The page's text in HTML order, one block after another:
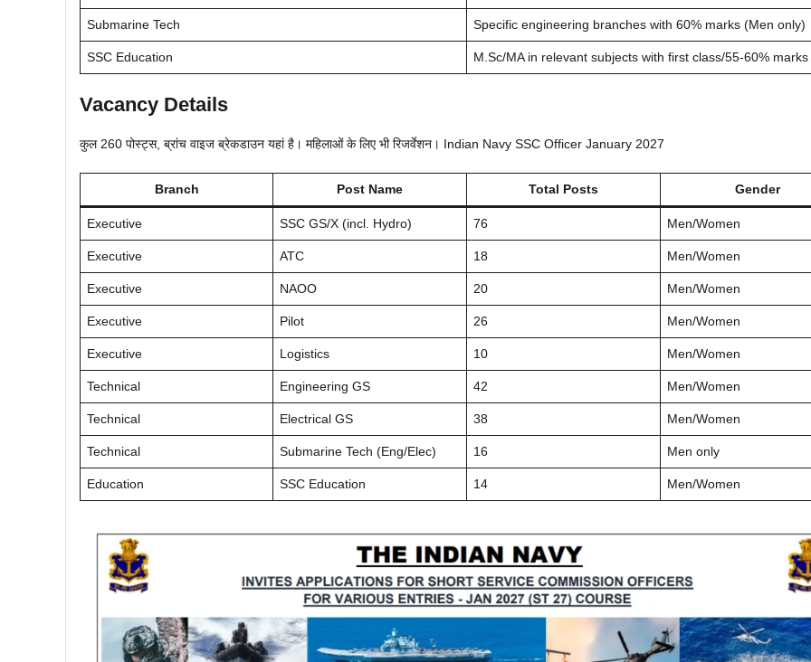
Submarine Tech Specific engineering branches with 60% marks (Men only)
SSC Education M.Sc/MA in relevant subjects with first class/55-60% marks
Vacancy Details
कुल 260 पोस्ट्स, ब्रांच वाइज ब्रेकडाउन यहां है। महिलाओं के लिए भी रिजर्वेशन। Indian Navy SSC Officer January 2027
Branch Post Name Total Posts Gender
Executive SSC GS/X (incl. Hydro) 76 Men/Women
Executive ATC 18 Men/Women
Executive NAOO 20 Men/Women
Executive Pilot 26 Men/Women
Executive Logistics 10 Men/Women
Technical Engineering GS 42 Men/Women
Technical Electrical GS 38 Men/Women
Technical Submarine Tech (Eng/Elec) 16 Men only
Education SSC Education 14 Men/Women